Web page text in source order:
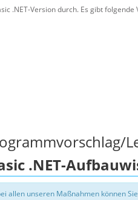
.NET-Version durch. Es gibt folgende
.NET-
allen unseren Maßnahmen können Sie